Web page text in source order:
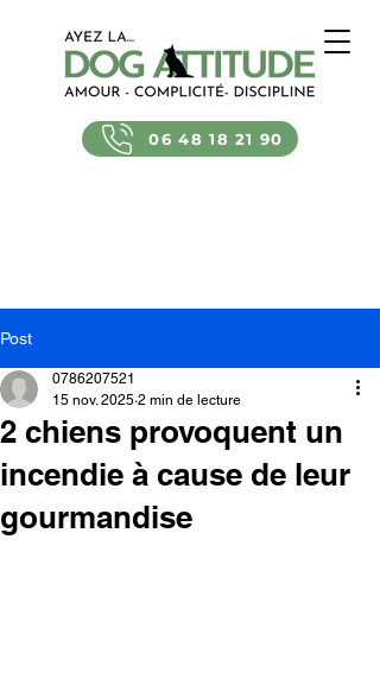
06 48 18 21 90
Post
2 chiens provoquent un
incendie à cause de leur
gourmandise
0786207521
15 nov. 2025 2 min de lecture